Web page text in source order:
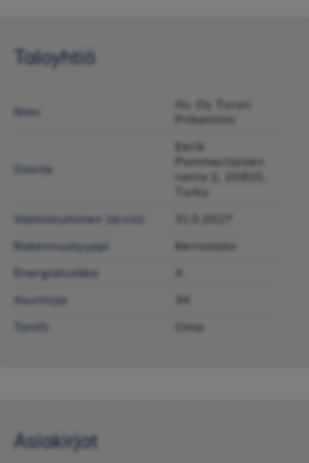
Taloyhtiö
Nimi
As. Oy Turun
Prikantiini
Osoite
Eerik
Pommerilaisen
ranta 2, 20810,
Turku
Valmistuminen (arvio)
Rakennustyyppi
Kerrostalo
Energialuokka
A
Asuntoja
34
Tontti
Oma
Asiakirjat